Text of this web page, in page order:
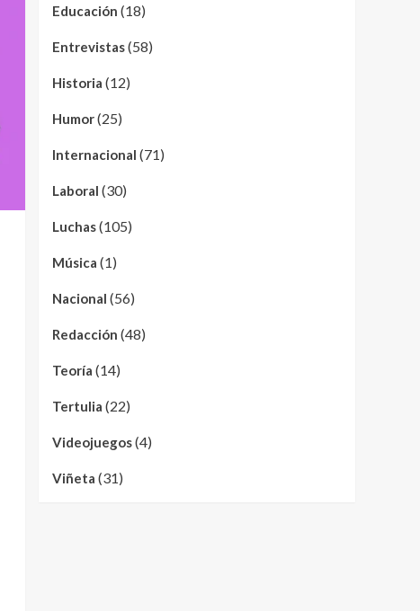
Educación (18)
Entrevistas(58)
Historia (12)
Humor(25)
Internacional (71)
Laboral (30)
Luchas(105)
Música (1)
Nacional (56)
Redacción (48)
Teoría (14)
Tertulia (22)
Videojuegos(4)
Viñeta (31)